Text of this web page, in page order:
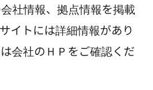
社情報、拠点情報を掲載
イトには詳細情報があり
会社のＨＰをご確認くだ